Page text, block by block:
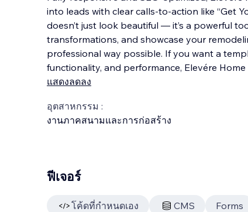
into leads with clear calls-to-action like “Get
doesn’t just look beautiful — it’s a powerful
transformations, and showcase your
professional way possible. If you want a
functionality, and performance, Elevére
แสดงลดลง
อุตสาหกรรม :
งานภาคสนามและการก่อสร้าง
ฟีเจอร์
โค้ดที่กำหนดเอง CMS Forms